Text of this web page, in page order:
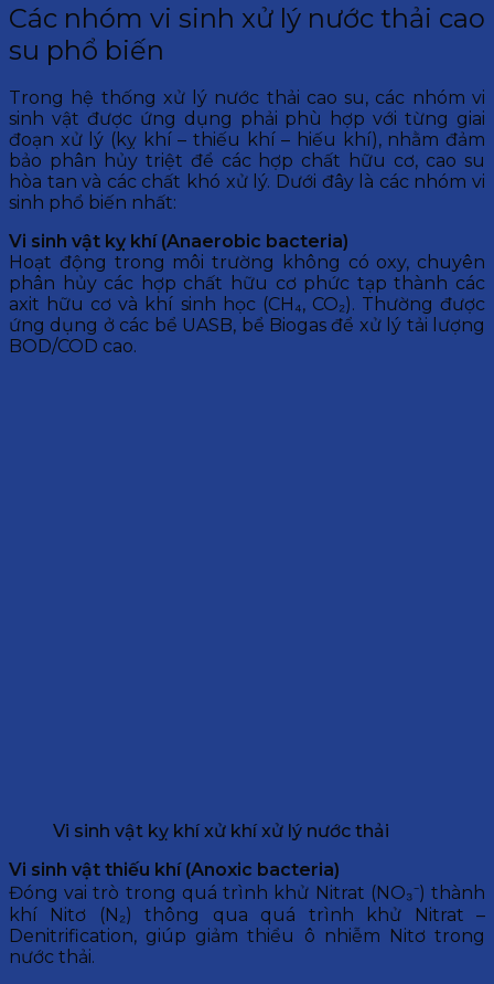
Các nhóm vi sinh xử lý nước thải cao
su phổ biến
Trong hệ thống xử lý nước thải cao su, các nhóm vi
sinh vật được ứng dụng phải phù hợp với từng giai
đoạn xử lý (kỵ khí – thiếu khí – hiếu khí), nhằm đảm
bảo phân hủy triệt để các hợp chất hữu cơ, cao su
hòa tan và các chất khó xử lý. Dưới đây là các nhóm vi
sinh phổ biến nhất:
Vi sinh vật kỵ khí (Anaerobic bacteria)
Hoạt động trong môi trường không có oxy, chuyên
phân hủy các hợp chất hữu cơ phức tạp thành các
axit hữu cơ và khí sinh học (CH₄, CO₂). Thường được
ứng dụng ở các bể UASB, bể Biogas để xử lý tải lượng
BOD/COD cao.
Vi sinh vật kỵ khí xử khí xử lý nước thải
Vi sinh vật thiếu khí (Anoxic bacteria)
Đóng vai trò trong quá trình khử Nitrat (NO₃⁻) thành
khí Nitơ (N₂) thông qua quá trình khử Nitrat –
Denitrification, giúp giảm thiểu ô nhiễm Nitơ trong
nước thải.